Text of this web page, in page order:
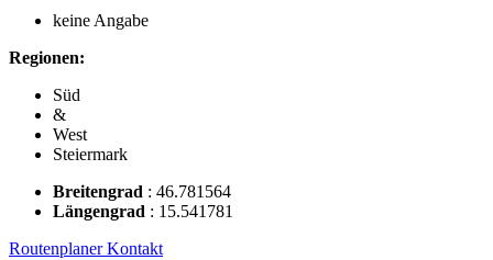
keine Angabe
Regionen:
Süd
&
West
Steiermark
Breitengrad : 46.781564
Längengrad : 15.541781
RoutenplanerKontakt